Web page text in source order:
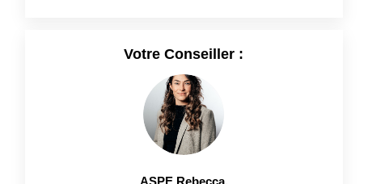
Votre Conseiller :
ASPE Rebecca,